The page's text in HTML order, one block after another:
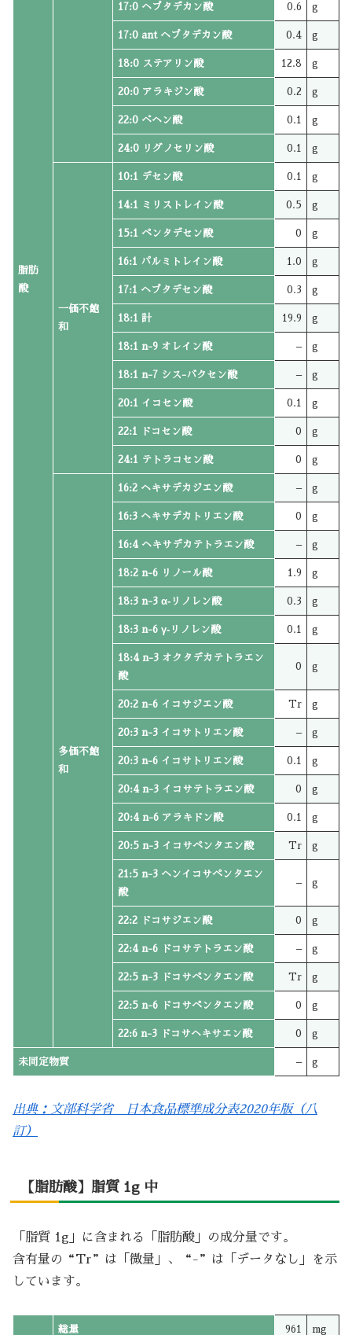
脂肪
酸
17:0 ヘプタデカン酸 0.6 g
17:0 ant ヘプタデカン酸 0.4 g
18:0 ステアリン酸 12.8 g
20:0 アラキジン酸 0.2 g
22:0 ベヘン酸 0.1 g
24:0 リグノセリン酸 0.1 g
一価不飽
和
10:1 デセン酸 0.1 g
14:1 ミリストレイン酸 0.5 g
15:1 ペンタデセン酸 0 g
16:1 パルミトレイン酸 1.0 g
17:1 ヘプタデセン酸 0.3 g
18:1 計 19.9 g
18:1 n-9 オレイン酸 – g
18:1 n-7 シス-バクセン酸 – g
20:1 イコセン酸 0.1 g
22:1 ドコセン酸 0 g
24:1 テトラコセン酸 0 g
多価不飽
和
16:2 ヘキサデカジエン酸 – g
16:3 ヘキサデカトリエン酸 0 g
16:4 ヘキサデカテトラエン酸 – g
18:2 n-6 リノール酸 1.9 g
18:3 n-3 α‐リノレン酸 0.3 g
18:3 n-6 γ‐リノレン酸 0.1 g
18:4 n-3 オクタデカテトラエン
酸
0 g
20:2 n-6 イコサジエン酸 Tr g
20:3 n-3 イコサトリエン酸 – g
20:3 n-6 イコサトリエン酸 0.1 g
20:4 n-3 イコサテトラエン酸 0 g
20:4 n-6 アラキドン酸 0.1 g
20:5 n-3 イコサペンタエン酸 Tr g
21:5 n-3 ヘンイコサペンタエン
酸
– g
22:2 ドコサジエン酸 0 g
22:4 n-6 ドコサテトラエン酸 – g
22:5 n-3 ドコサペンタエン酸 Tr g
22:5 n-6 ドコサペンタエン酸 0 g
22:6 n-3 ドコサヘキサエン酸 0 g
未同定物質 – g
出典：文部科学省 日本食品標準成分表2020年版（八
訂）
【脂肪酸】脂質 1g 中
「脂質 1g」に含まれる「脂肪酸」の成分量です。
含有量の“Tr”は「微量」、“-”は「データなし」を示
しています。
総量 961 mg